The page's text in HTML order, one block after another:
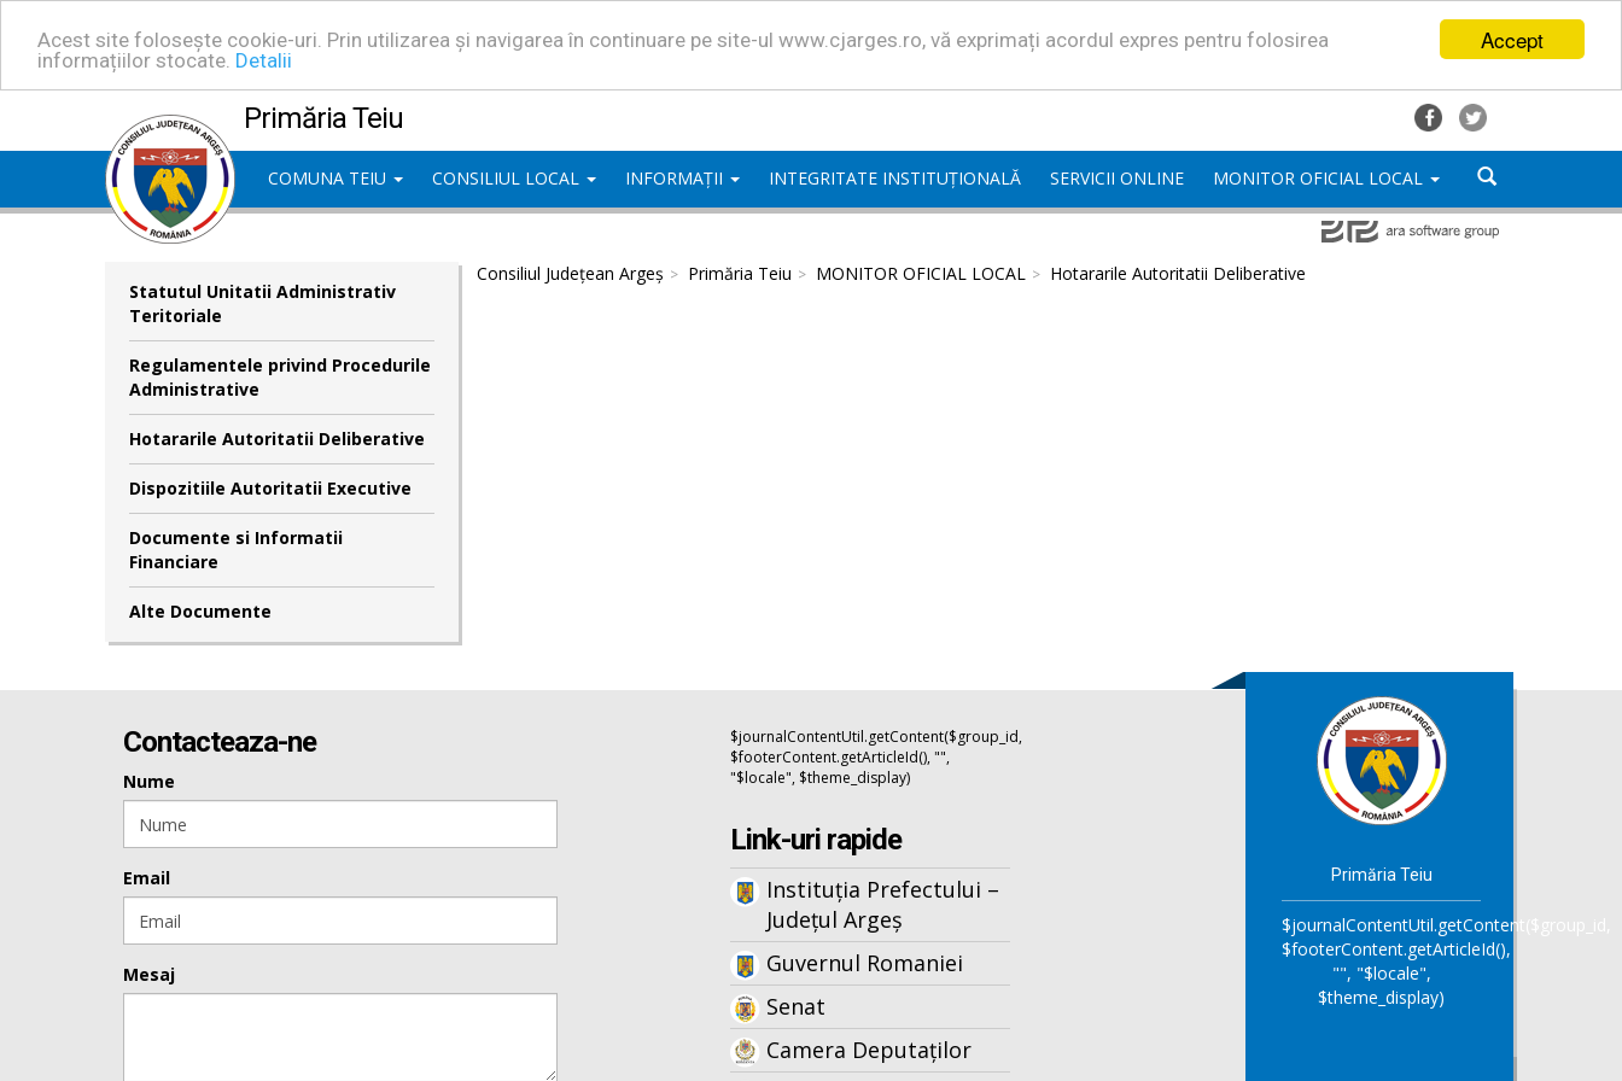
Accept
Acest site folosește cookie-uri. Prin utilizarea și navigarea în continuare pe site-ul www.cjarges.ro, vă exprimați acordul expres pentru folosirea
informațiilor stocate. Detalii
Primăria Teiu
COMUNA TEIU CONSILIUL LOCAL INFORMAȚII INTEGRITATE INSTITUȚIONALĂ SERVICII ONLINE MONITOR OFICIAL LOCAL
Statutul Unitatii Administrativ
Teritoriale
Regulamentele privind Procedurile
Administrative
Hotararile Autoritatii Deliberative
Dispozitiile Autoritatii Executive
Documente si Informatii
Financiare
Alte Documente
Consiliul Județean Argeș Primăria Teiu MONITOR OFICIAL LOCAL Hotararile Autoritatii Deliberative
Contacteaza-ne
Nume
Email
Mesaj
$journalContentUtil.getContent($group_id,
$footerContent.getArticleId(), "",
"$locale", $theme_display)
Link-uri rapide
Instituția Prefectului –
Județul Argeș
Guvernul Romaniei
Senat
Camera Deputaților
Primăria Teiu
$journalContentUtil.getContent($group_id,
$footerContent.getArticleId(),
"", "$locale",
$theme_display)